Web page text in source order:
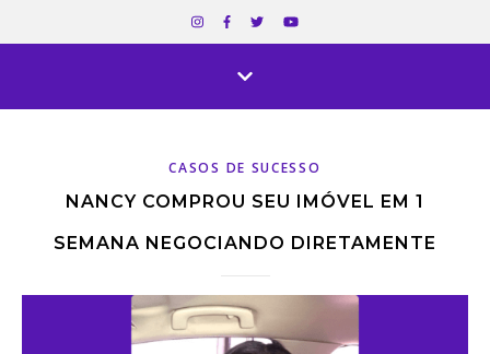
CASOS DE SUCESSO
NANCY COMPROU SEU IMÓVEL EM 1
SEMANA NEGOCIANDO DIRETAMENTE